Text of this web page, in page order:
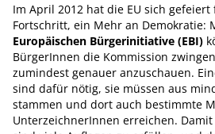
Im April 2012 hat die EU sich
Fortschritt, ein Mehr an Demokratie:
Europäischen Bürgerinitiative (EBI)
BürgerInnen die Kommission
zumindest genauer anzuschauen.
sind dafür nötig, sie müssen aus
stammen und dort auch bestimmte
UnterzeichnerInnen erreichen.